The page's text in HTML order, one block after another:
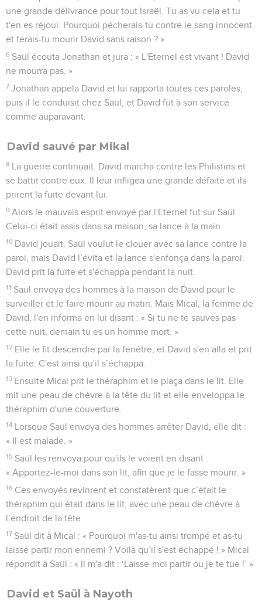
une grande délivrance pour tout Israël. Tu as vu cela et tu
t'en es réjoui. Pourquoi pécherais-tu contre le sang innocent
et ferais-tu mourir David sans raison ? »
6 Saül écouta Jonathan et jura : « L'Eternel est vivant ! David
ne mourra pas. »
7 Jonathan appela David et lui rapporta toutes ces paroles,
puis il le conduisit chez Saül, et David fut à son service
comme auparavant.
David sauvé par Mikal
8 La guerre continuait. David marcha contre les Philistins et
se battit contre eux. Il leur infligea une grande défaite et ils
prirent la fuite devant lui.
9 Alors le mauvais esprit envoyé par l'Eternel fut sur Saül.
Celui-ci était assis dans sa maison, sa lance à la main.
10 David jouait. Saül voulut le clouer avec sa lance contre la
paroi, mais David l’évita et la lance s'enfonça dans la paroi.
David prit la fuite et s'échappa pendant la nuit.
11 Saül envoya des hommes à la maison de David pour le
surveiller et le faire mourir au matin. Mais Mical, la femme de
David, l'en informa en lui disant : « Si tu ne te sauves pas
cette nuit, demain tu es un homme mort. »
12 Elle le fit descendre par la fenêtre, et David s'en alla et prit
la fuite. C'est ainsi qu'il s’échappa.
13 Ensuite Mical prit le théraphim et le plaça dans le lit. Elle
mit une peau de chèvre à la tête du lit et elle enveloppa le
théraphim d'une couverture.
14 Lorsque Saül envoya des hommes arrêter David, elle dit :
« Il est malade. »
15 Saül les renvoya pour qu'ils le voient en disant :
« Apportez-le-moi dans son lit, afin que je le fasse mourir. »
16 Ces envoyés revinrent et constatèrent que c’était le
théraphim qui était dans le lit, avec une peau de chèvre à
l’endroit de la tête.
17 Saül dit à Mical : « Pourquoi m'as-tu ainsi trompé et as-tu
laissé partir mon ennemi ? Voilà qu’il s'est échappé ! » Mical
répondit à Saül : « Il m'a dit : ‘Laisse-moi partir ou je te tue !’ »
David et Saül à Nayoth